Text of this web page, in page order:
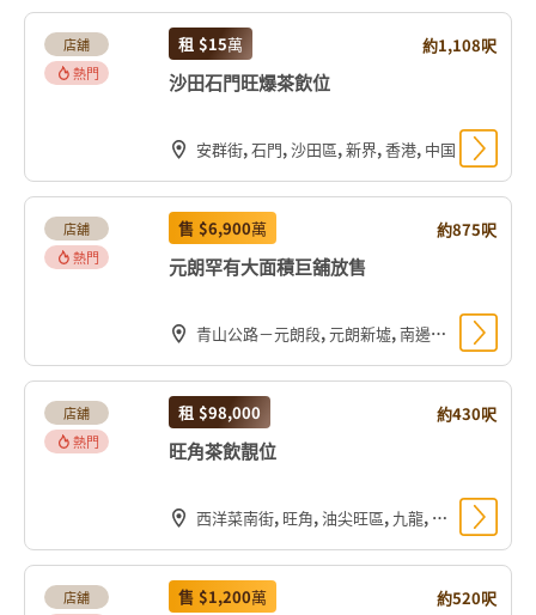
店舖
熱門
租 $15萬 約1,108呎
沙田石門旺爆茶飲位
安群街, 石門, 沙田區, 新界, 香港, 中国
店舖
熱門
售 $6,900萬 約875呎
元朗罕有大面積巨舖放售
青山公路－元朗段, 元朗新墟, 南邊圍, 元朗區, 新界, 香港, 中国
店舖
熱門
租 $98,000 約430呎
旺角茶飲靚位
西洋菜南街, 旺角, 油尖旺區, 九龍, 香港, 中国
店舖
售 $1,200萬 約520呎